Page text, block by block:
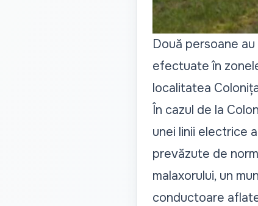
Două persoane
efectuate în
localitatea
În cazul de la
unei linii electrice
prevăzute de
malaxorului, un
conductoare